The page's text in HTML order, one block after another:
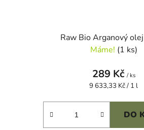
Raw Bio Arganový
Máme! (1 ks)
289 Kč / ks
Měrná
9 633,33 Kč / 1 l
DO